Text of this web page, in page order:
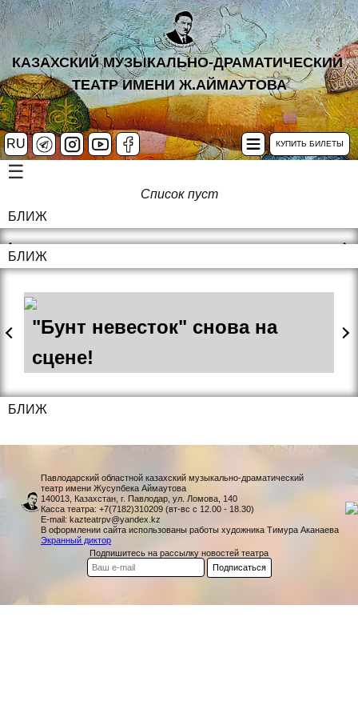
RU КУПИТЬ БИЛЕТЫ
КАЗАХСКИЙ МУЗЫКАЛЬНО-ДРАМАТИЧЕСКИЙ
ТЕАТР ИМЕНИ Ж.АЙМАУТОВА
☰
Список пуст
БЛИЖ
БЛИЖ
"Бунт невесток" снова на
сцене!
БЛИЖ
Павлодарский областной казахский музыкально-драматический
театр имени Жусупбека Аймаутова
140013, Казахстан, г. Павлодар, ул. Ломова, 140
Касса театра: +7(7182)310209 (вт-вс с 12.00 - 18.30)
E-mail: kazteatrpv@yandex.kz
В оформлении сайта использованы работы художника Тимура Аканаева
Экранный диктор
Подпишитесь на рассылку новостей театра
Подписаться